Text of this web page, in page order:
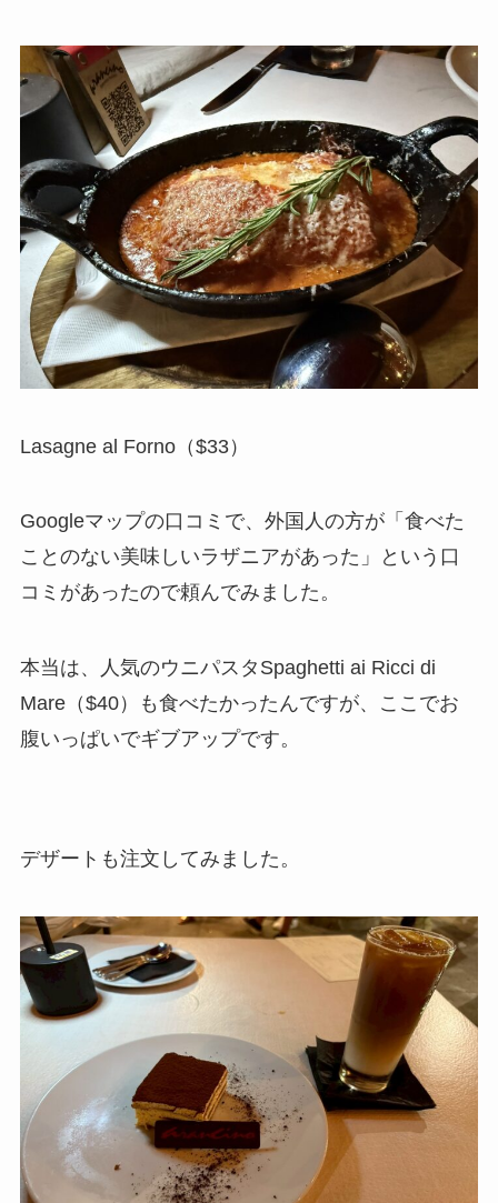
Lasagne al Forno（$33）
Googleマップの口コミで、外国人の方が「食べた
ことのない美味しいラザニアがあった」という口
コミがあったので頼んでみました。
本当は、人気のウニパスタSpaghetti ai Ricci di
Mare（$40）も食べたかったんですが、ここでお
腹いっぱいでギブアップです。
デザートも注文してみました。